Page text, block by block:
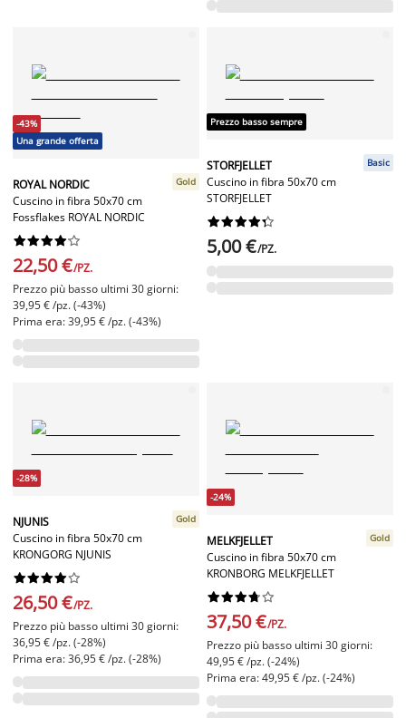
-43%
Una grande offerta
ROYAL NORDIC
Cuscino in fibra 50x70 cm
Fossflakes ROYAL NORDIC
Gold






22,50 €/PZ.
Prezzo più basso ultimi 30 giorni:
39,95 € /pz. (-43%)
Prima era: 39,95 € /pz. (-43%)
Prezzo basso sempre
STORFJELLET
Cuscino in fibra 50x70 cm
STORFJELLET
Basic






5,00 €/PZ.
-28%
NJUNIS
Cuscino in fibra 50x70 cm
KRONGORG NJUNIS
Gold






26,50 €/PZ.
Prezzo più basso ultimi 30 giorni:
36,95 € /pz. (-28%)
Prima era: 36,95 € /pz. (-28%)
-24%
MELKFJELLET
Cuscino in fibra 50x70 cm
KRONBORG MELKFJELLET
Gold






37,50 €/PZ.
Prezzo più basso ultimi 30 giorni:
49,95 € /pz. (-24%)
Prima era: 49,95 € /pz. (-24%)